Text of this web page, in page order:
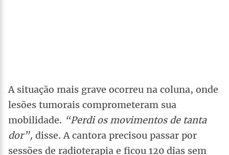
A situação mais grave ocorreu na coluna, onde
lesões tumorais comprometeram sua
mobilidade. “Perdi os movimentos de tanta
dor”, disse. A cantora precisou passar por
sessões de radioterapia e ficou 120 dias sem